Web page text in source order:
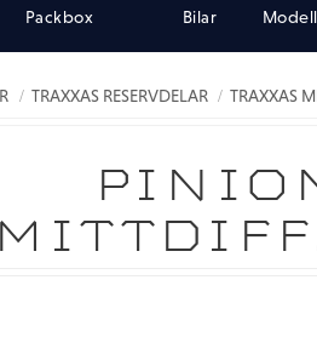
Packbox
Bilar
TRAXXAS RESERVDELAR TRAXXAS